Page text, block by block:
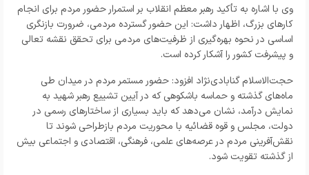
وی با اشاره به تأکید رهبر معظم انقلاب بر استمرار حضور مردم برای انجام
کارهای بزرگ، اظهار داشت: این حضور گسترده مردمی، ضرورت بازنگری
اساسی در نحوه بهره‌گیری از ظرفیت‌های مردمی برای تحقق نقشه تعالی
و پیشرفت کشور را آشکار کرده است.
حجت‌الاسلام گنابادی‌نژاد افزود: حضور مستمر مردم در میدان طی
ماه‌های گذشته و حماسه باشکوهی که در آیین تشییع رهبر شهید به
نمایش درآمد، نشان می‌دهد که باید بسیاری از ساختارهای رسمی در
دولت، مجلس و قوه قضائیه با محوریت مردم بازطراحی شوند تا
نقش‌آفرینی مردم در عرصه‌های علمی، فرهنگی، اقتصادی و اجتماعی بیش
از گذشته تقویت شود.